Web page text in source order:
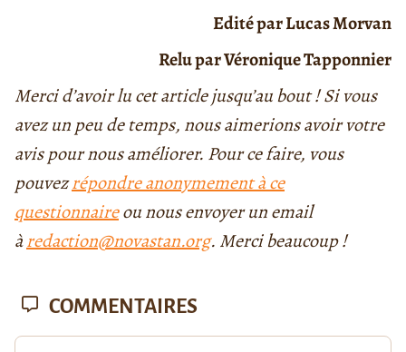
Edité par Lucas Morvan
Relu par Véronique Tapponnier
Merci d’avoir lu cet article jusqu’au bout ! Si vous
avez un peu de temps, nous aimerions avoir votre
avis pour nous améliorer. Pour ce faire, vous
pouvezrépondre anonymement à ce
questionnaireou nous envoyer un email
àredaction@novastan.org. Merci beaucoup !
COMMENTAIRES